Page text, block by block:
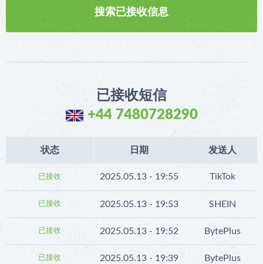
已接收短信
+44 7480728290
日期 发送人
2025.05.13 - 19:55 TikTok
2025.05.13 - 19:53 SHEIN
2025.05.13 - 19:52 BytePlus
2025.05.13 - 19:39 BytePlus
状态
已接收
已接收
已接收
已接收